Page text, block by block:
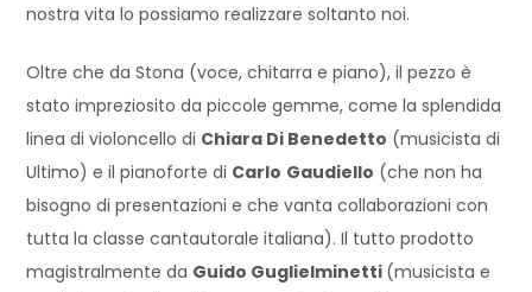
nostra vita lo possiamo realizzare soltanto noi.
Oltre che da Stona (voce, chitarra e piano), il pezzo è
stato impreziosito da piccole gemme, come la splendida
linea di violoncello di Chiara Di Benedetto (musicista di
Ultimo) e il pianoforte di Carlo Gaudiello (che non ha
bisogno di presentazioni e che vanta collaborazioni con
tutta la classe cantautorale italiana). Il tutto prodotto
magistralmente da Guido Guglielminetti (musicista e